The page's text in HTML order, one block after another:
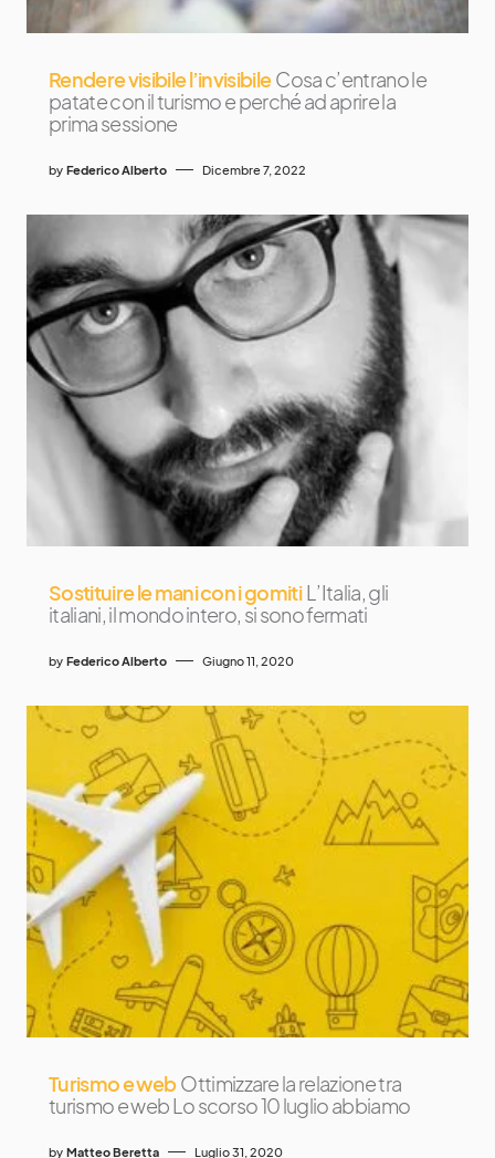
Rendere visibile l’invisibileCosa c’entrano le
patate con il turismo e perché ad aprire la
prima sessione
by Federico Alberto Dicembre 7, 2022
Sostituire le mani con i gomiti L’Italia, gli
italiani, il mondo intero, si sono fermati
by Federico Alberto Giugno 11, 2020
Turismo e web Ottimizzare la relazione tra
turismo e web Lo scorso 10 luglio abbiamo
by Matteo Beretta Luglio 31, 2020